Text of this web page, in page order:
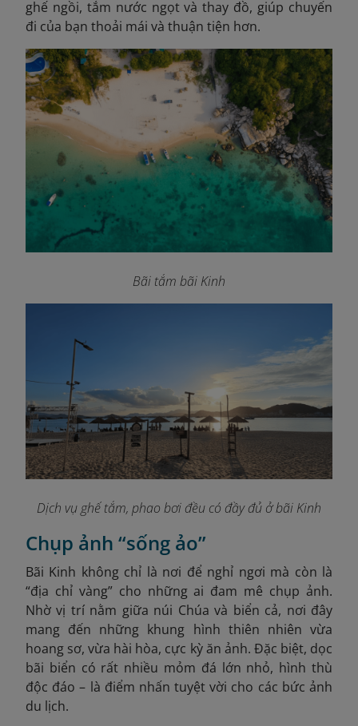
ghế ngồi, tắm nước ngọt và thay đồ, giúp chuyến
đi của bạn thoải mái và thuận tiện hơn.
Bãi tắm bãi Kinh
Dịch vụ ghế tắm, phao bơi đều có đầy đủ ở bãi Kinh
Chụp ảnh “sống ảo”
Bãi Kinh không chỉ là nơi để nghỉ ngơi mà còn là
“địa chỉ vàng” cho những ai đam mê chụp ảnh.
Nhờ vị trí nằm giữa núi Chúa và biển cả, nơi đây
mang đến những khung hình thiên nhiên vừa
hoang sơ, vừa hài hòa, cực kỳ ăn ảnh. Đặc biệt, dọc
bãi biển có rất nhiều mỏm đá lớn nhỏ, hình thù
độc đáo – là điểm nhấn tuyệt vời cho các bức ảnh
du lịch.